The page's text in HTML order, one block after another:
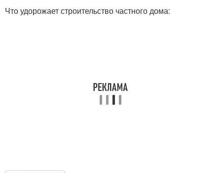
Что удорожает строительство частного дома: